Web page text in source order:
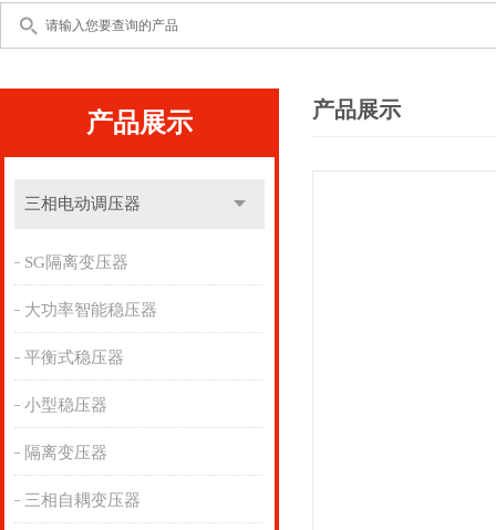
产品展示
三相电动调压器
SG隔离变压器
大功率智能稳压器
平衡式稳压器
小型稳压器
隔离变压器
三相自耦变压器
产品展示